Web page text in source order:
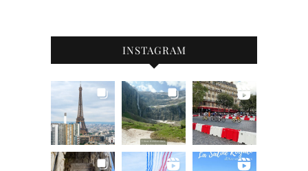
INSTAGRAM